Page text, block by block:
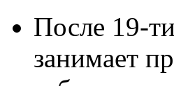
После 19-
занимает